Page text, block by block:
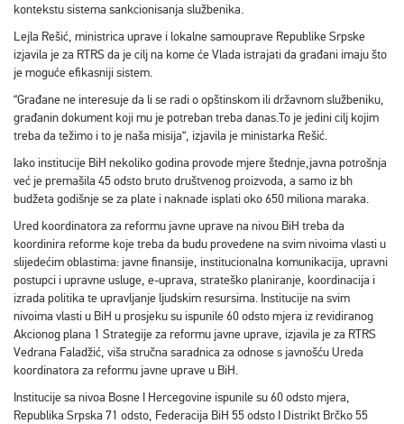
kontekstu sistema sankcionisanja službenika.
Lejla Rešić, ministrica uprave i lokalne samouprave Republike Srpske
izjavila je za RTRS da je cilj na kome će Vlada istrajati da građani imaju što
je moguće efikasniji sistem.
“Građane ne interesuje da li se radi o opštinskom ili državnom službeniku,
građanin dokument koji mu je potreban treba danas.To je jedini cilj kojim
treba da težimo i to je naša misija“, izjavila je ministarka Rešić.
Iako institucije BiH nekoliko godina provode mjere štednje,javna potrošnja
već je premašila 45 odsto bruto društvenog proizvoda, a samo iz bh
budžeta godišnje se za plate i naknade isplati oko 650 miliona maraka.
Ured koordinatora za reformu javne uprave na nivou BiH treba da
koordinira reforme koje treba da budu provedene na svim nivoima vlasti u
slijedećim oblastima: javne finansije, institucionalna komunikacija, upravni
postupci i upravne usluge, e-uprava, strateško planiranje, koordinacija i
izrada politika te upravljanje ljudskim resursima. Institucije na svim
nivoima vlasti u BiH u prosjeku su ispunile 60 odsto mjera iz revidiranog
Akcionog plana 1 Strategije za reformu javne uprave, izjavila je za RTRS
Vedrana Faladžić, viša stručna saradnica za odnose s javnošću Ureda
koordinatora za reformu javne uprave u BiH.
Institucije sa nivoa Bosne I Hercegovine ispunile su 60 odsto mjera,
Republika Srpska 71 odsto, Federacija BiH 55 odsto I Distrikt Brčko 55